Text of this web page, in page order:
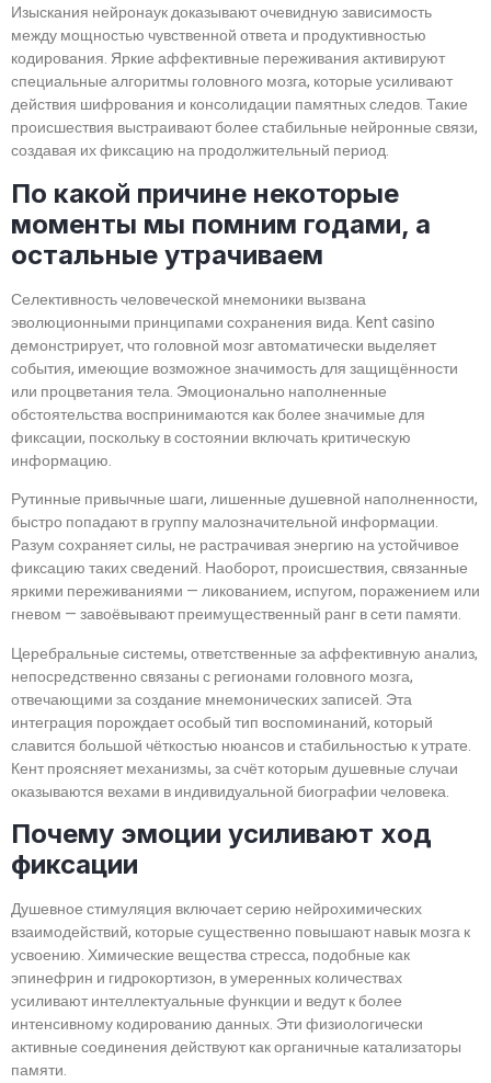
Изыскания нейронаук доказывают очевидную зависимость
между мощностью чувственной ответа и продуктивностью
кодирования. Яркие аффективные переживания активируют
специальные алгоритмы головного мозга, которые усиливают
действия шифрования и консолидации памятных следов. Такие
происшествия выстраивают более стабильные нейронные связи,
создавая их фиксацию на продолжительный период.
По какой причине некоторые
моменты мы помним годами, а
остальные утрачиваем
Селективность человеческой мнемоники вызвана
эволюционными принципами сохранения вида. Kent casino
демонстрирует, что головной мозг автоматически выделяет
события, имеющие возможное значимость для защищённости
или процветания тела. Эмоционально наполненные
обстоятельства воспринимаются как более значимые для
фиксации, поскольку в состоянии включать критическую
информацию.
Рутинные привычные шаги, лишенные душевной наполненности,
быстро попадают в группу малозначительной информации.
Разум сохраняет силы, не растрачивая энергию на устойчивое
фиксацию таких сведений. Наоборот, происшествия, связанные
яркими переживаниями — ликованием, испугом, поражением или
гневом — завоёвывают преимущественный ранг в сети памяти.
Церебральные системы, ответственные за аффективную анализ,
непосредственно связаны с регионами головного мозга,
отвечающими за создание мнемонических записей. Эта
интеграция порождает особый тип воспоминаний, который
славится большой чёткостью нюансов и стабильностью к утрате.
Кент проясняет механизмы, за счёт которым душевные случаи
оказываются вехами в индивидуальной биографии человека.
Почему эмоции усиливают ход
фиксации
Душевное стимуляция включает серию нейрохимических
взаимодействий, которые существенно повышают навык мозга к
усвоению. Химические вещества стресса, подобные как
эпинефрин и гидрокортизон, в умеренных количествах
усиливают интеллектуальные функции и ведут к более
интенсивному кодированию данных. Эти физиологически
активные соединения действуют как органичные катализаторы
памяти.